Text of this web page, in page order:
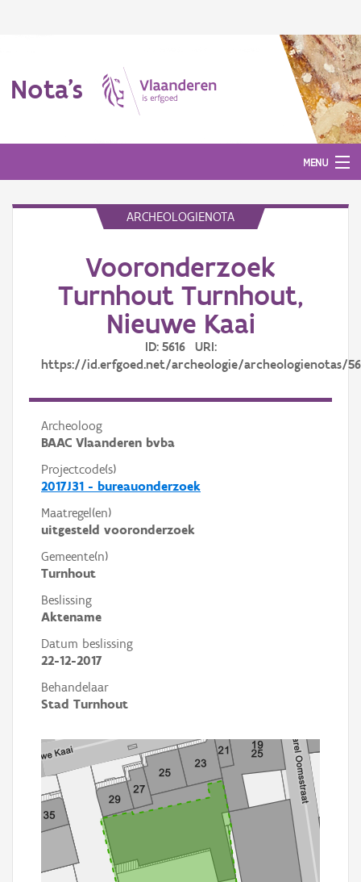
Nota's
MENU
ARCHEOLOGIENOTA
Vooronderzoek
Turnhout Turnhout,
Nieuwe Kaai
ID: 5616 URI:
https://id.erfgoed.net/archeologie/archeologienotas/
Archeoloog
BAAC Vlaanderen bvba
Projectcode(s)
2017J31 - bureauonderzoek
Maatregel(en)
uitgesteld vooronderzoek
Gemeente(n)
Turnhout
Beslissing
Aktename
Datum beslissing
22-12-2017
Behandelaar
Stad Turnhout